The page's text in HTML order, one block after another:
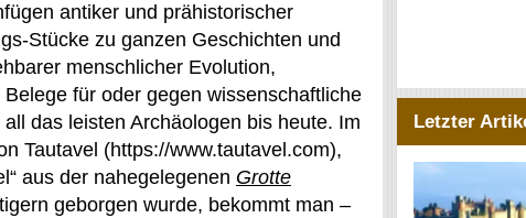
antiker und prähistorischer
Stücke zu ganzen Geschichten und
menschlicher Evolution,
Belege für oder gegen wissenschaftliche
das leisten Archäologen bis heute. Im
Tautavel (https://www.tautavel.com),
aus der nahegelegenen Grotte
geborgen wurde, bekommt man –
Letzter